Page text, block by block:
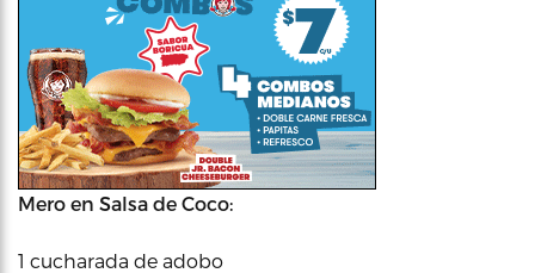
Mero en Salsa de Coco:
1 cucharada de adobo